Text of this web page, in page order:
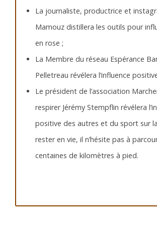
La journaliste, productrice et
Mamouz distillera les outils pour
en rose ;
La Membre du réseau Espérance
Pelletreau révélera l’influence
Le président de l’association
respirer Jérémy Stempflin révélera
positive des autres et du sport sur
rester en vie, il n’hésite pas à
centaines de kilomètres à pied.